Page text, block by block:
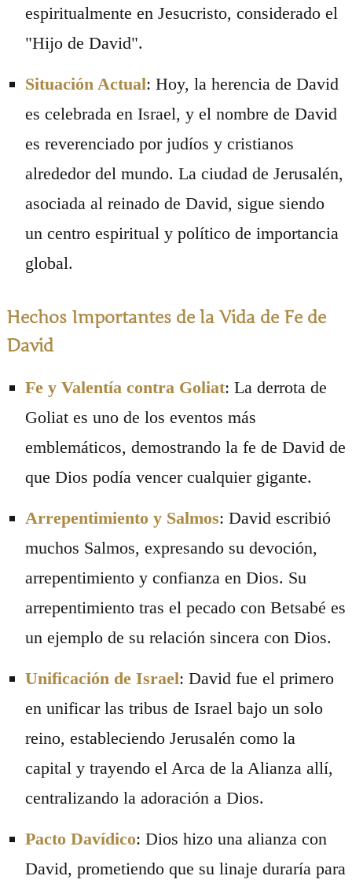
espiritualmente en Jesucristo, considerado el
"Hijo de David".
Situación Actual: Hoy, la herencia de David
es celebrada en Israel, y el nombre de David
es reverenciado por judíos y cristianos
alrededor del mundo. La ciudad de Jerusalén,
asociada al reinado de David, sigue siendo
un centro espiritual y político de importancia
global.
Hechos Importantes de la Vida de Fe de
David
Fe y Valentía contra Goliat: La derrota de
Goliat es uno de los eventos más
emblemáticos, demostrando la fe de David de
que Dios podía vencer cualquier gigante.
Arrepentimiento y Salmos: David escribió
muchos Salmos, expresando su devoción,
arrepentimiento y confianza en Dios. Su
arrepentimiento tras el pecado con Betsabé es
un ejemplo de su relación sincera con Dios.
Unificación de Israel: David fue el primero
en unificar las tribus de Israel bajo un solo
reino, estableciendo Jerusalén como la
capital y trayendo el Arca de la Alianza allí,
centralizando la adoración a Dios.
Pacto Davídico: Dios hizo una alianza con
David, prometiendo que su linaje duraría para